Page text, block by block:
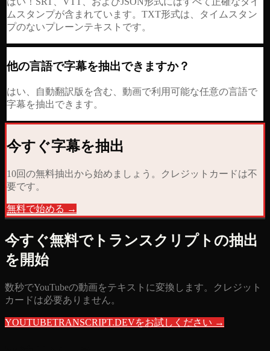
ムスタンプが含まれています。TXT形式は、タイムスタン
プのないプレーンテキストです。
他の言語で字幕を抽出できますか？
はい、自動翻訳版を含む、動画で利用可能な任意の言語で
字幕を抽出できます。
今すぐ字幕を抽出
10回の無料抽出から始めましょう。クレジットカードは不
要です。
無料で始める →
今すぐ無料でトランスクリプトの抽出
を開始
数秒でYouTubeの動画をテキストに変換します。クレジット
カードは必要ありません。
YOUTUBETRANSCRIPT.DEVをお試しください →